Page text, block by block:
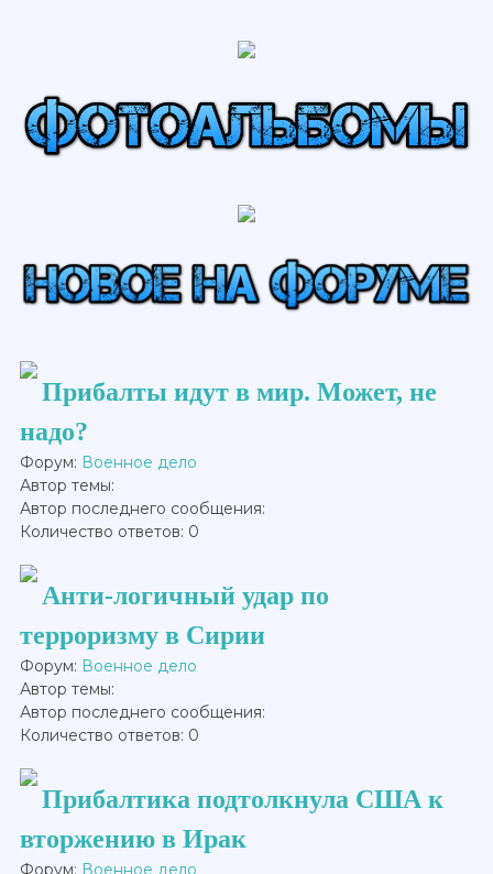
Прибалты идут в мир. Может, не
надо?
Форум: Военное дело
Автор темы:
Автор последнего сообщения:
Количество ответов: 0
Анти-логичный удар по
терроризму в Сирии
Форум: Военное дело
Автор темы:
Автор последнего сообщения:
Количество ответов: 0
Прибалтика подтолкнула США к
вторжению в Ирак
Форум: Военное дело